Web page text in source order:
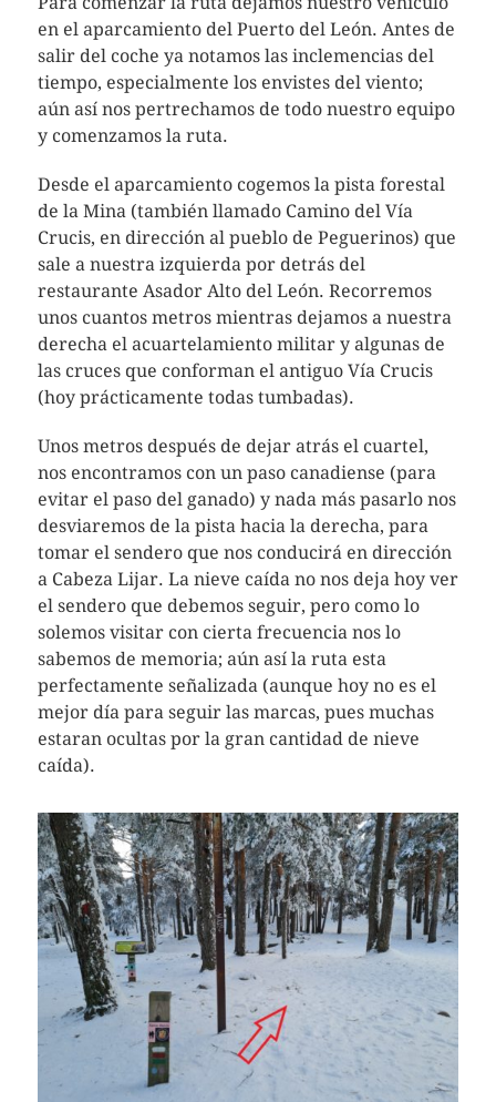
en el aparcamiento del Puerto del León. Antes de
salir del coche ya notamos las inclemencias del
tiempo, especialmente los envistes del viento;
aún así nos pertrechamos de todo nuestro equipo
y comenzamos la ruta.
Desde el aparcamiento cogemos la pista forestal
de la Mina (también llamado Camino del Vía
Crucis, en dirección al pueblo de Peguerinos) que
sale a nuestra izquierda por detrás del
restaurante Asador Alto del León. Recorremos
unos cuantos metros mientras dejamos a nuestra
derecha el acuartelamiento militar y algunas de
las cruces que conforman el antiguo Vía Crucis
(hoy prácticamente todas tumbadas).
Unos metros después de dejar atrás el cuartel,
nos encontramos con un paso canadiense (para
evitar el paso del ganado) y nada más pasarlo nos
desviaremos de la pista hacia la derecha, para
tomar el sendero que nos conducirá en dirección
a Cabeza Lijar. La nieve caída no nos deja hoy ver
el sendero que debemos seguir, pero como lo
solemos visitar con cierta frecuencia nos lo
sabemos de memoria; aún así la ruta esta
perfectamente señalizada (aunque hoy no es el
mejor día para seguir las marcas, pues muchas
estaran ocultas por la gran cantidad de nieve
caída).